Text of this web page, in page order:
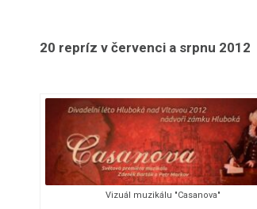
20 repríz v červenci a srpnu 2012
Vizuál muzikálu "Casanova"